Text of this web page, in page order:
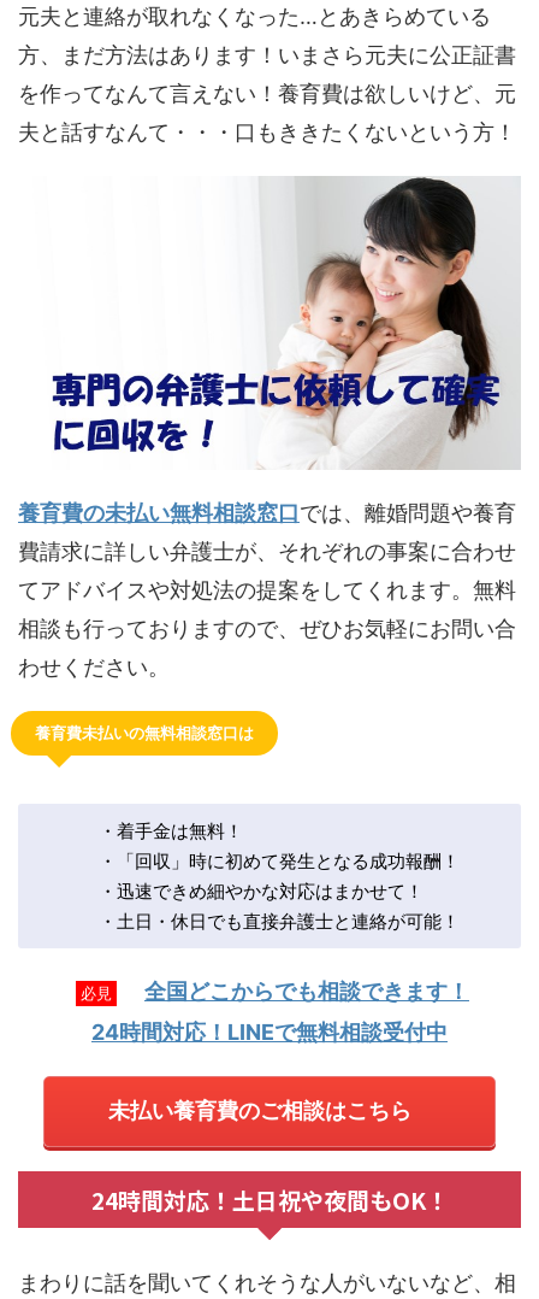
元夫と連絡が取れなくなった…とあきらめている
方、まだ方法はあります！いまさら元夫に公正証書
を作ってなんて言えない！養育費は欲しいけど、元
夫と話すなんて・・・口もききたくないという方！
養育費の未払い無料相談窓口では、離婚問題や養育
費請求に詳しい弁護士が、それぞれの事案に合わせ
てアドバイスや対処法の提案をしてくれます。無料
相談も行っておりますので、ぜひお気軽にお問い合
わせください。
養育費未払いの無料相談窓口は
・着手金は無料！
・「回収」時に初めて発生となる成功報酬！
・迅速できめ細やかな対応はまかせて！
・土日・休日でも直接弁護士と連絡が可能！
必見
全国どこからでも相談できます！
24時間対応！LINEで無料相談受付中
未払い養育費のご相談はこちら
24時間対応！土日祝や夜間もOK！
まわりに話を聞いてくれそうな人がいないなど、相